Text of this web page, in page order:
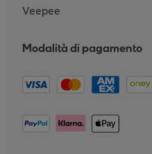
Veepee
Modalità di pagamento